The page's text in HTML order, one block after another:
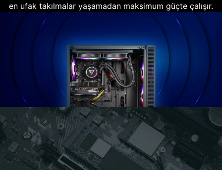
en ufak takılmalar yaşamadan maksimum güçte çalışır.